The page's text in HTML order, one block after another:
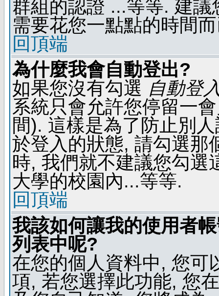
群組的認證 ...等等. 建
需要花您一點點的時間
回頂端
為什麼我會自動登出?
如果您沒有勾選 自動登
系統只會允許您停留一
間). 這樣是為了防止別
於登入的狀態, 請勾選那
時, 我們就不建議您勾選
大學的校園內...等等.
回頂端
我該如何讓我的使用者
列表中呢?
在您的個人資料中, 您可
項, 若您選擇此功能, 您